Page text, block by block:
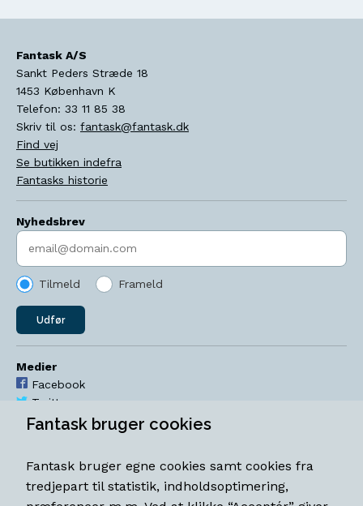
Fantask A/S
Sankt Peders Stræde 18
1453 København K
Telefon: 33 11 85 38
Skriv til os: fantask@fantask.dk
Find vej
Se butikken indefra
Fantasks historie
Nyhedsbrev
Indtast søgeord
Tilmeld Frameld
Udfør
Medier
Facebook
Twitter
YouTube
Åbningstider
Mandag-torsdag 11-18
Fantask bruger cookies
Fantask bruger egne cookies samt cookies fra
tredjepart til statistik, indholdsoptimering,